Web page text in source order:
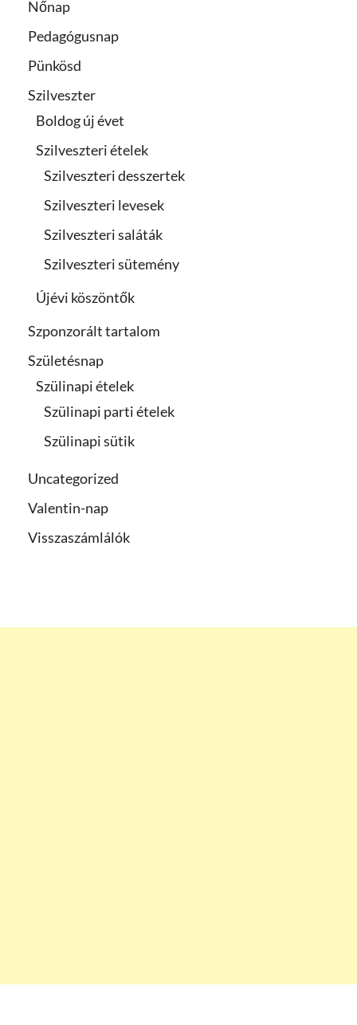
Nőnap
Pedagógusnap
Pünkösd
Szilveszter
Boldog új évet
Szilveszteri ételek
Szilveszteri desszertek
Szilveszteri levesek
Szilveszteri saláták
Szilveszteri sütemény
Újévi köszöntők
Szponzorált tartalom
Születésnap
Szülinapi ételek
Szülinapi parti ételek
Szülinapi sütik
Uncategorized
Valentin-nap
Visszaszámlálók